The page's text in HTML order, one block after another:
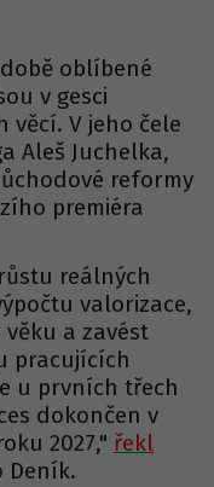
oblíbené
v gesci
věcí. V jeho čele
Aleš Juchelka,
reformy
premiéra
reálných
valorizace,
a zavést
pracujících
u prvních třech
dokončen v
2027," řekl
Deník.